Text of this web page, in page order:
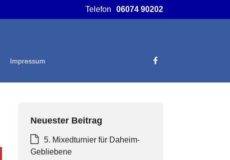
Telefon 06074 90202
Impressum
Neuester Beitrag
5. Mixedturnier für Daheim-
Gebliebene